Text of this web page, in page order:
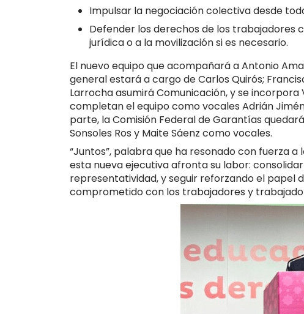
Impulsar la negociación colectiva desde
Defender los derechos de los trabajadores
jurídica o a la movilización si es necesario.
El nuevo equipo que acompañará a Antonio
general estará a cargo de Carlos Quirós;
Larrocha asumirá Comunicación, y se
completan el equipo como vocales Adrián
parte, la Comisión Federal de Garantías
Sonsoles Ros y Maite Sáenz como vocales.
“Juntos”, palabra que ha resonado con fuerza
esta nueva ejecutiva afronta su labor:
representatividad, y seguir reforzando el papel
comprometido con los trabajadores y